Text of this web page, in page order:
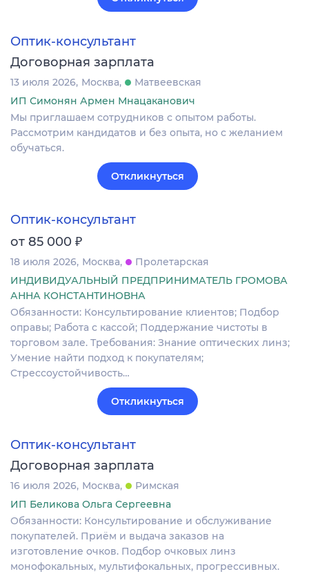
Оптик-консультант
Договорная зарплата
13 июля 2026 Москва
Матвеевская
ИП Симонян Армен Мнацаканович
Мы приглашаем сотрудников с опытом работы.
Рассмотрим кандидатов и без опыта, но с желанием
обучаться.
Откликнуться
Оптик-консультант
от 85 000 ₽
18 июля 2026 Москва
Пролетарская
ИНДИВИДУАЛЬНЫЙ ПРЕДПРИНИМАТЕЛЬ ГРОМОВА
АННА КОНСТАНТИНОВНА
Обязанности: Консультирование клиентов; Подбор
оправы; Работа с кассой; Поддержание чистоты в
торговом зале. Требования: Знание оптических линз;
Умение найти подход к покупателям;
Стрессоустойчивость…
Откликнуться
Оптик-консультант
Договорная зарплата
16 июля 2026 Москва
Римская
ИП Беликова Ольга Сергеевна
Обязанности: Консультирование и обслуживание
покупателей. Приём и выдача заказов на
изготовление очков. Подбор очковых линз
монофокальных, мультифокальных, прогрессивных.